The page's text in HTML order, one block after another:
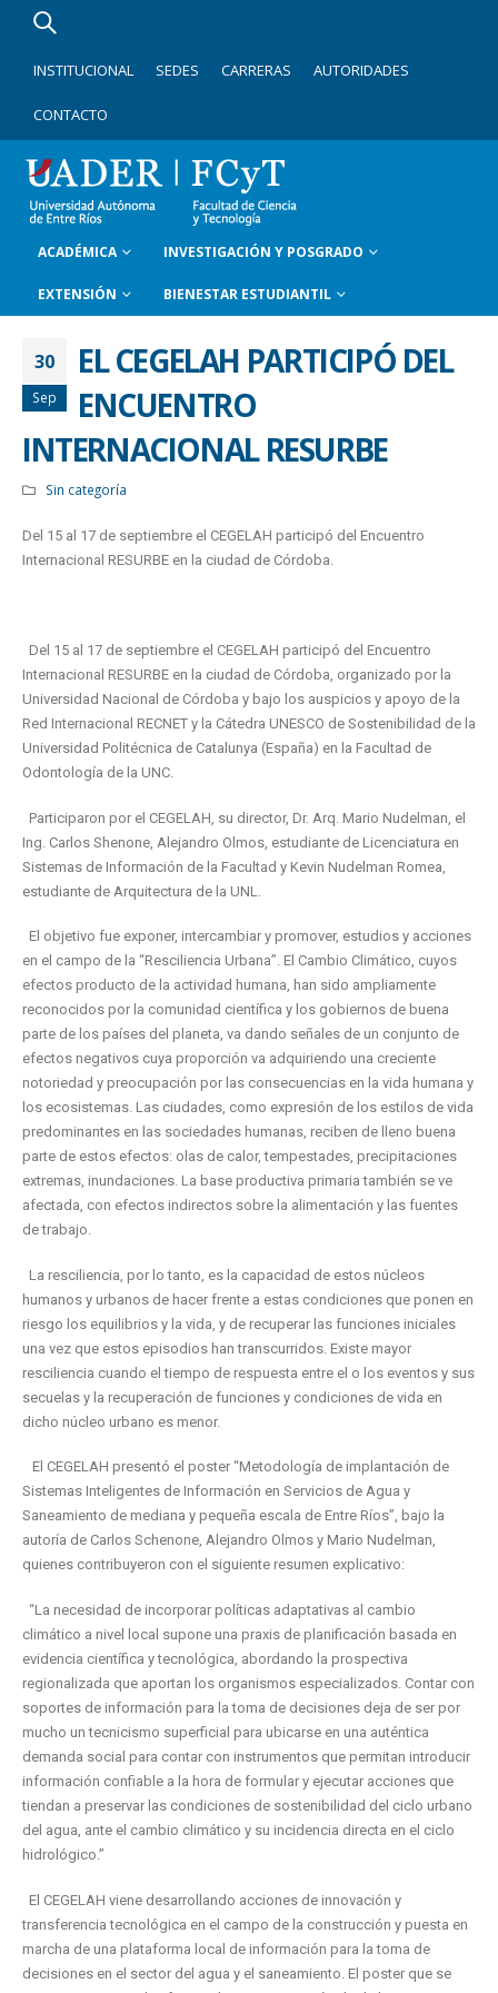
INSTITUCIONAL SEDES CARRERAS AUTORIDADES
CONTACTO
ACADÉMICA INVESTIGACIÓN Y POSGRADO
EXTENSIÓN BIENESTAR ESTUDIANTIL
30
Sep
EL CEGELAH PARTICIPÓ DEL
ENCUENTRO
INTERNACIONAL RESURBE
Sin categoría
Del 15 al 17 de septiembre el CEGELAH participó del Encuentro
Internacional RESURBE en la ciudad de Córdoba.
Del 15 al 17 de septiembre el CEGELAH participó del Encuentro
Internacional RESURBE en la ciudad de Córdoba, organizado por la
Universidad Nacional de Córdoba y bajo los auspicios y apoyo de la
Red Internacional RECNET y la Cátedra UNESCO de Sostenibilidad de la
Universidad Politécnica de Catalunya (España) en la Facultad de
Odontología de la UNC.
Participaron por el CEGELAH, su director, Dr. Arq. Mario Nudelman, el
Ing. Carlos Shenone, Alejandro Olmos, estudiante de Licenciatura en
Sistemas de Información de la Facultad y Kevin Nudelman Romea,
estudiante de Arquitectura de la UNL.
El objetivo fue exponer, intercambiar y promover, estudios y acciones
en el campo de la “Resciliencia Urbana”. El Cambio Climático, cuyos
efectos producto de la actividad humana, han sido ampliamente
reconocidos por la comunidad científica y los gobiernos de buena
parte de los países del planeta, va dando señales de un conjunto de
efectos negativos cuya proporción va adquiriendo una creciente
notoriedad y preocupación por las consecuencias en la vida humana y
los ecosistemas. Las ciudades, como expresión de los estilos de vida
predominantes en las sociedades humanas, reciben de lleno buena
parte de estos efectos: olas de calor, tempestades, precipitaciones
extremas, inundaciones. La base productiva primaria también se ve
afectada, con efectos indirectos sobre la alimentación y las fuentes
de trabajo.
La resciliencia, por lo tanto, es la capacidad de estos núcleos
humanos y urbanos de hacer frente a estas condiciones que ponen en
riesgo los equilibrios y la vida, y de recuperar las funciones iniciales
una vez que estos episodios han transcurridos. Existe mayor
resciliencia cuando el tiempo de respuesta entre el o los eventos y sus
secuelas y la recuperación de funciones y condiciones de vida en
dicho núcleo urbano es menor.
El CEGELAH presentó el poster “Metodología de implantación de
Sistemas Inteligentes de Información en Servicios de Agua y
Saneamiento de mediana y pequeña escala de Entre Ríos”, bajo la
autoría de Carlos Schenone, Alejandro Olmos y Mario Nudelman,
quienes contribuyeron con el siguiente resumen explicativo:
“La necesidad de incorporar políticas adaptativas al cambio
climático a nivel local supone una praxis de planificación basada en
evidencia científica y tecnológica, abordando la prospectiva
regionalizada que aportan los organismos especializados. Contar con
soportes de información para la toma de decisiones deja de ser por
mucho un tecnicismo superficial para ubicarse en una auténtica
demanda social para contar con instrumentos que permitan introducir
información confiable a la hora de formular y ejecutar acciones que
tiendan a preservar las condiciones de sostenibilidad del ciclo urbano
del agua, ante el cambio climático y su incidencia directa en el ciclo
hidrológico.”
El CEGELAH viene desarrollando acciones de innovación y
transferencia tecnológica en el campo de la construcción y puesta en
marcha de una plataforma local de información para la toma de
decisiones en el sector del agua y el saneamiento. El poster que se